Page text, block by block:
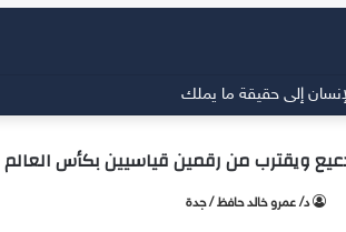
ويقترب من رقمين قياسيين بكأس العالم
د/ عمرو خالد حافظ / جدة